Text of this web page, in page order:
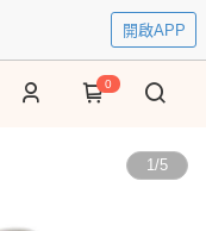
開啟APP
0
1/5